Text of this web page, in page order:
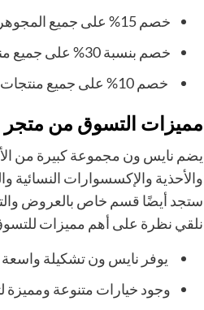
خصم 15% على جميع المجوهرات والإكسسوارات.
خصم بنسبة 30% على جميع منتجات المنزل.
خصم 10% على جميع منتجات العناية بالجمال.
مميزات التسوق من
يضم نايس ون مجموعة كبيرة من
والأحذية والإكسسوارات النسائية
ستجد أيضًا قسم خاص بالعروض
نلقي نظرة على أهم مميزات
يوفر نايس ون تشكيلة واسعة
وجود خيارات متنوعة ومميزة